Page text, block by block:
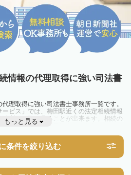
情報の代理取得に強い司法書
理取得に強い司法書士事務所一覧です。
ビス」では、梅田駅近くの法定相続情報
所を一覧で見ることが出来ます。相続の
る方は一度近隣の司法書士に相談してみま
もっと見る
条件を絞り込む